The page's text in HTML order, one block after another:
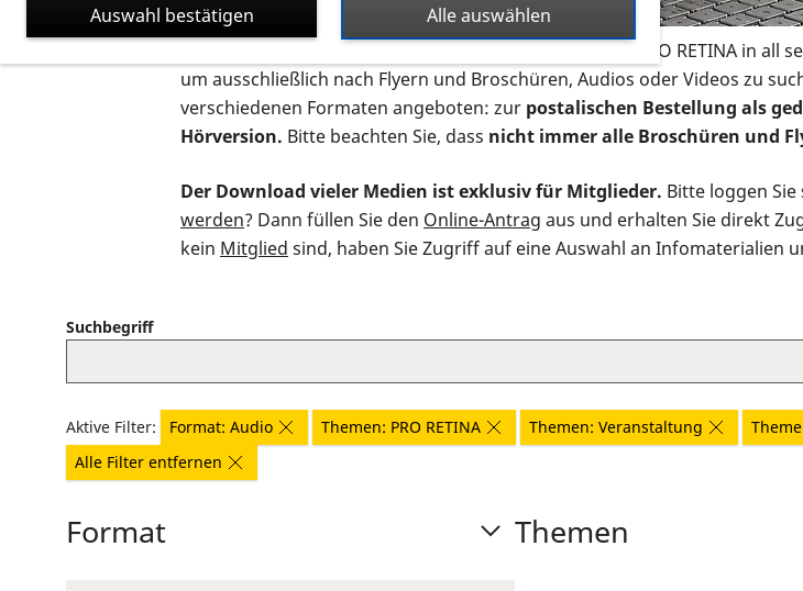
Auf dieser Seite finden Sie sämtliches Infomaterial der PRO RETINA in
um ausschließlich nach Flyern und Broschüren, Audios oder Videos zu
verschiedenen Formaten angeboten: zur postalischen Bestellung als
Hörversion. Bitte beachten Sie, dass nicht immer alle Broschüren und
Der Download vieler Medien ist exklusiv für Mitglieder. Bitte loggen Sie
werden? Dann füllen Sie den Online-Antrag aus und erhalten Sie direkt
kein Mitglied sind, haben Sie Zugriff auf eine Auswahl an Infomaterialien
Suchbegriff
Aktive Filter: Format: Audio Themen: PRO RETINA Themen: Veranstaltung
Alle Filter entfernen
Format Themen
Alle auswählen
Auswahl bestätigen